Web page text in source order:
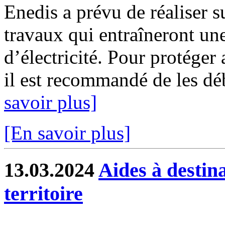
Enedis a prévu de réaliser
travaux qui entraîneront
d’électricité. Pour protéger
il est recommandé de les
savoir plus]
[En savoir plus]
13.03.2024Aides à
territoire